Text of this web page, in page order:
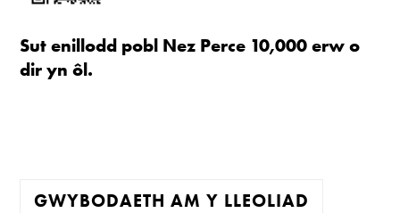
Sut enillodd pobl Nez Perce 10,000 erw o
dir yn ôl.
GWYBODAETH AM Y LLEOLIAD